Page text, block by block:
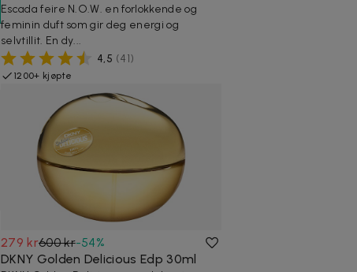
Escada feire N.O.W. en forlokkende og
feminin duft som gir deg energi og
selvtillit. En dy...
4,5 (41)
1200+ kjøpte
279 kr600 kr-54%
DKNY Golden Delicious Edp 30ml